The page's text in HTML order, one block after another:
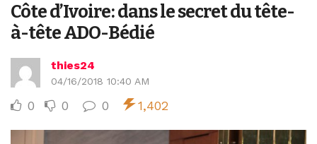
Côte d’Ivoire : dans le secret du tête-
à-tête ADO-Bédié
thies24
04/16/2018 10:40 AM
0 0 0 1,402